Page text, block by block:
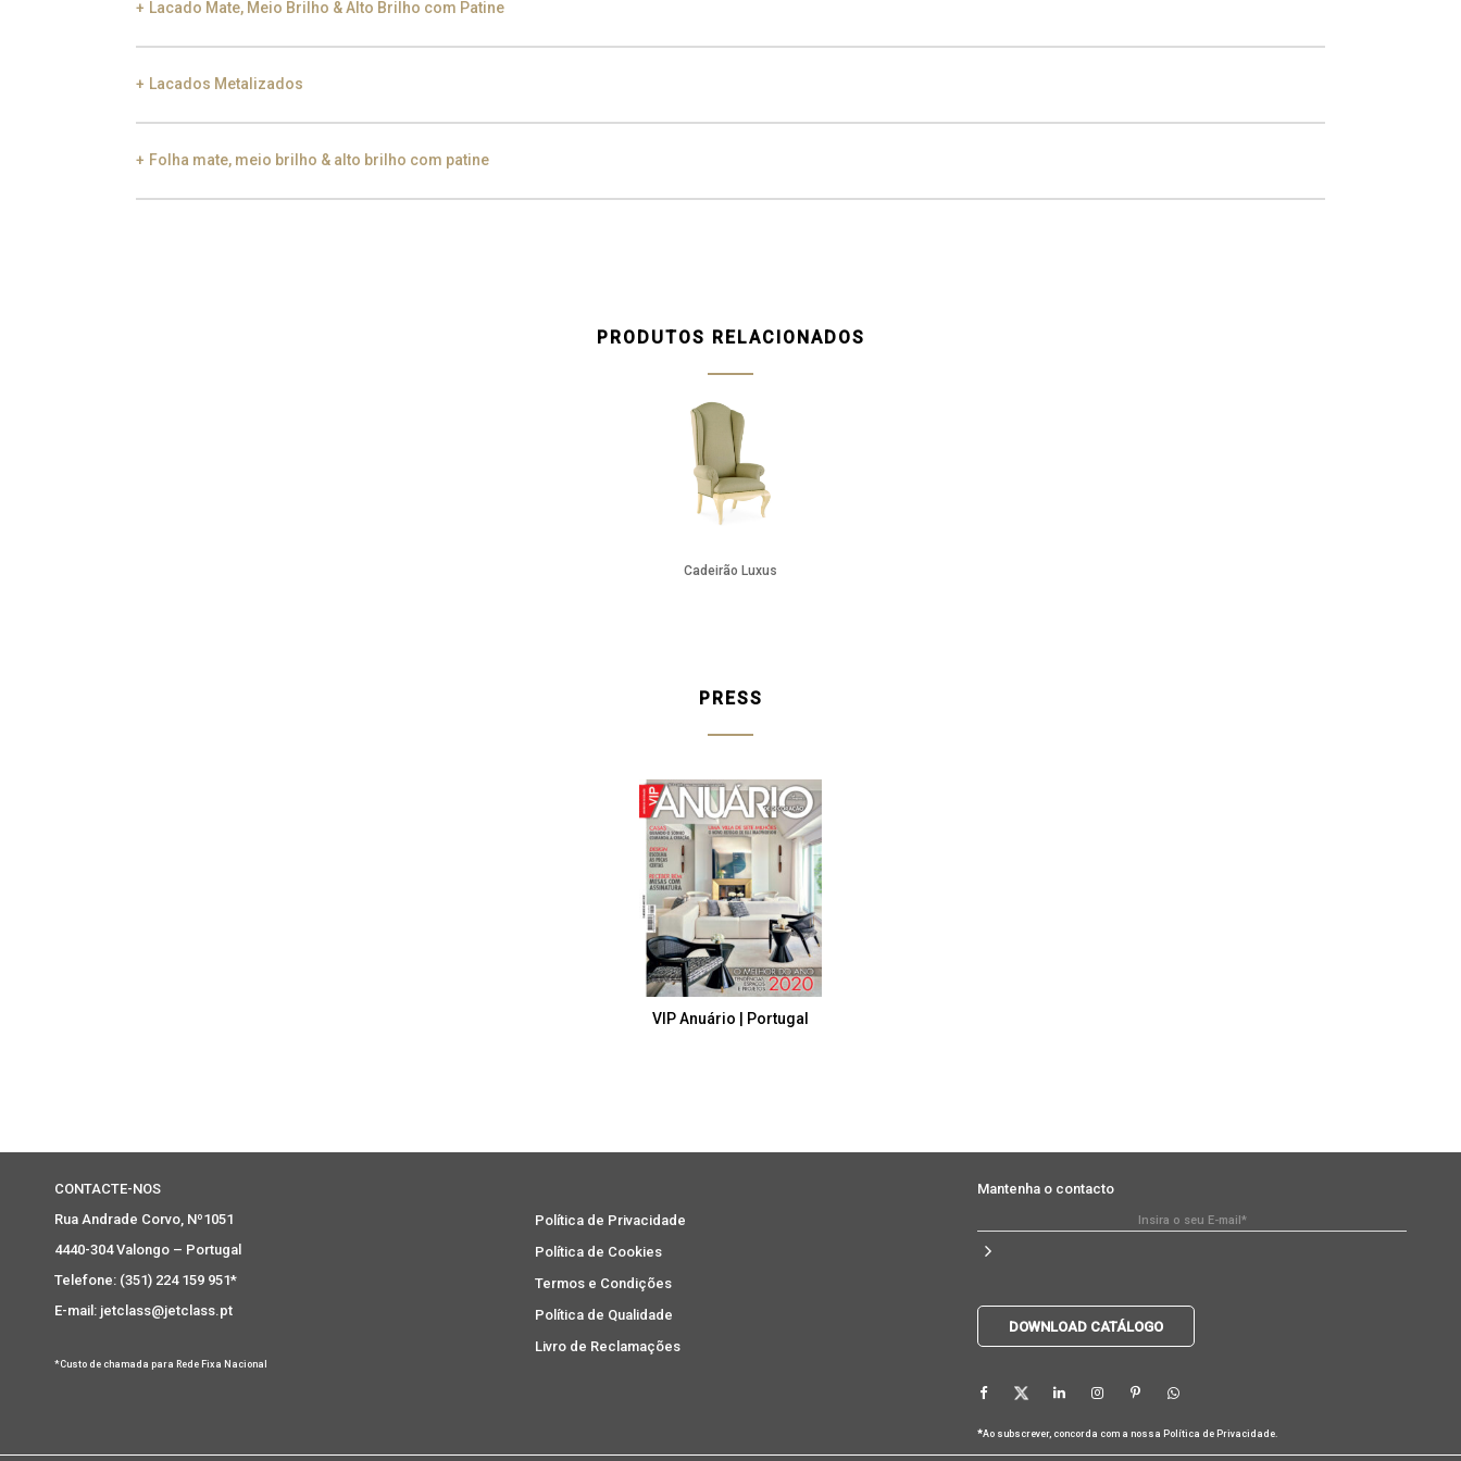
Lacado Mate, Meio Brilho & Alto Brilho com Patine
Lacados Metalizados
Folha mate, meio brilho & alto brilho com patine
PRODUTOS RELACIONADOS
Cadeirão Luxus
PRESS
VIP Anuário | Portugal
CONTACTE-NOS
Rua Andrade Corvo, Nº1051
4440-304 Valongo – Portugal
Telefone: (351) 224 159 951*
E-mail: jetclass@jetclass.pt
*Custo de chamada para Rede Fixa Nacional
Política de Privacidade
Política de Cookies
Termos e Condições
Política de Qualidade
Livro de Reclamações
Mantenha o contacto
DOWNLOAD CATÁLOGO
*Ao subscrever, concorda com a nossa Política de Privacidade.